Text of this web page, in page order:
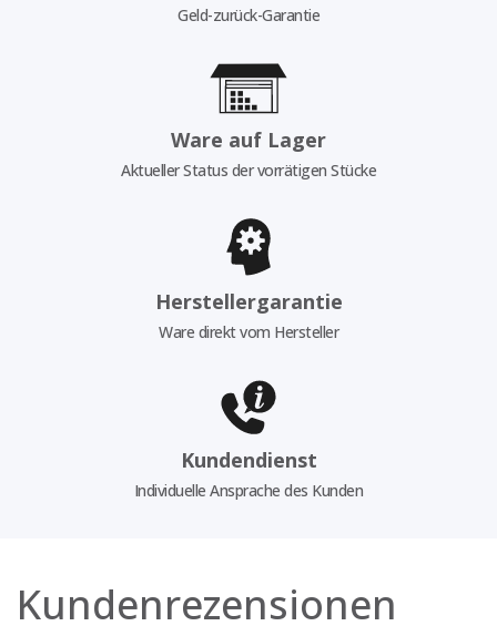
Geld-zurück-Garantie
Ware auf Lager
Aktueller Status der vorrätigen Stücke
Herstellergarantie
Ware direkt vom Hersteller
Kundendienst
Individuelle Ansprache des Kunden
Kundenrezensionen